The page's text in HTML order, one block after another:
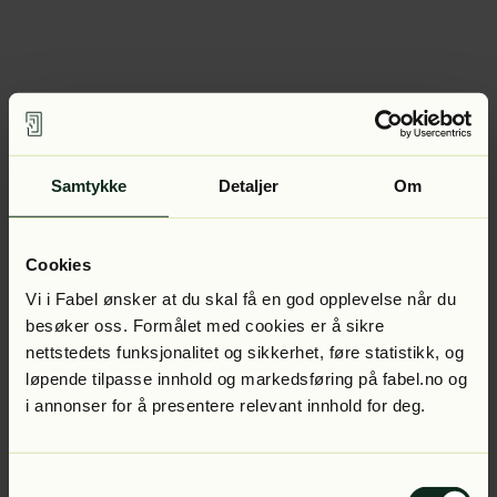
Samtykke Detaljer Om
Cookies
Vi i Fabel ønsker at du skal få en god opplevelse når du
besøker oss. Formålet med cookies er å sikre
nettstedets funksjonalitet og sikkerhet, føre statistikk, og
løpende tilpasse innhold og markedsføring på fabel.no og
i annonser for å presentere relevant innhold for deg.